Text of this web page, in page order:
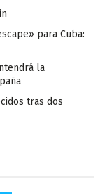
para Cuba:
la
tras dos